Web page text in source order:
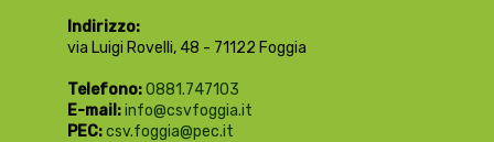
Indirizzo:
via Luigi Rovelli, 48 - 71122 Foggia
Telefono:0881.747103
E-mail:info@csvfoggia.it
PEC:csv.foggia@pec.it